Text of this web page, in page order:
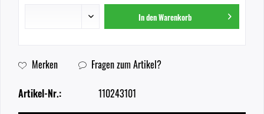
In denWarenkorb
Merken Fragen zum Artikel?
Artikel-Nr.: 110243101